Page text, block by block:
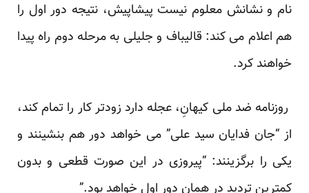
نام و نشانش معلوم نیست پیشاپیش، نتیجه دور اول را
هم اعلام می کند: قالیباف و جلیلی به مرحله دوم راه پیدا
خواهند کرد.
روزنامه ضد ملی کیهانِ، عجله دارد زودتر کار را تمام کند،
از “جان فدایان سید علی” می خواهد دور هم بنشینند و
یکی را برگزینند: “پیروزی در این صورت قطعی و بدون
کمترین تردید در همان دور اول خواهد بود.”